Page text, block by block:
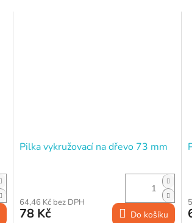
Pilka vykružovací na dřevo 73 mm
64,46 Kč bez DPH
78 Kč Do košíku